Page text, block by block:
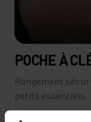
POCHE À
Rangement
petits essentiels.